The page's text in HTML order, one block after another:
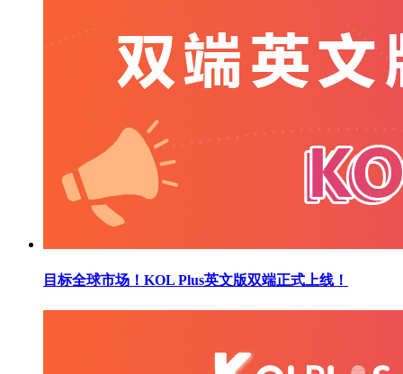
目标全球市场！KOL Plus英文版双端正式上线！